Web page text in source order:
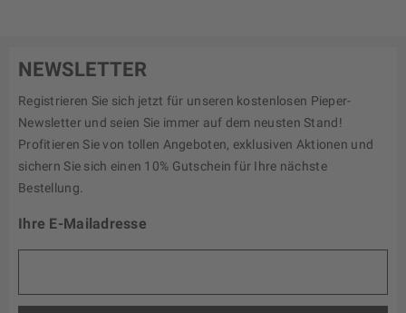
NEWSLETTER
Registrieren Sie sich jetzt für unseren kostenlosen Pieper-
Newsletter und seien Sie immer auf dem neusten Stand!
Profitieren Sie von tollen Angeboten, exklusiven Aktionen und
sichern Sie sich einen 10% Gutschein für Ihre nächste
Bestellung.
Ihre E-Mailadresse